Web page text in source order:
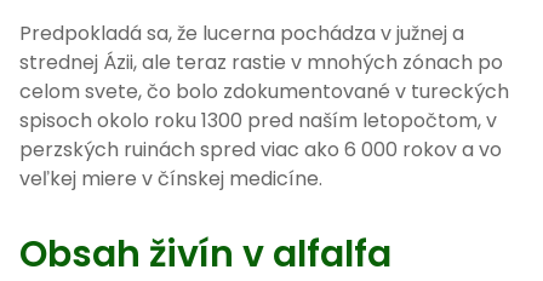
Predpokladá sa, že lucerna pochádza v južnej a
strednej Ázii, ale teraz rastie v mnohých zónach po
celom svete, čo bolo zdokumentované v tureckých
spisoch okolo roku 1300 pred naším letopočtom, v
perzských ruinách spred viac ako 6 000 rokov a vo
veľkej miere v čínskej medicíne.
Obsah živín v alfalfa